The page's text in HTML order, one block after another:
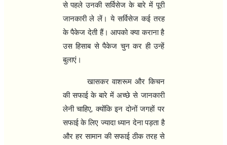
से पहले उनकी सर्विसेज के बारे में पूरी
जानकारी ले लें। ये सर्विसेज कई तरह
के पैकेज देती हैं। आपको क्या कराना है
उस हिसाब से पैकेज चुन कर ही उन्हें
बुलाएं।
खासकर वाशरूम और किचन
की सफाई के बारे में अच्छे से जानकारी
लेनी चाहिए,क्योंकि इन दोनों जगहों पर
सफाई के लिए ज्यादा ध्यान देना पड़ता है
और हर सामान की सफाई ठीक तरह से